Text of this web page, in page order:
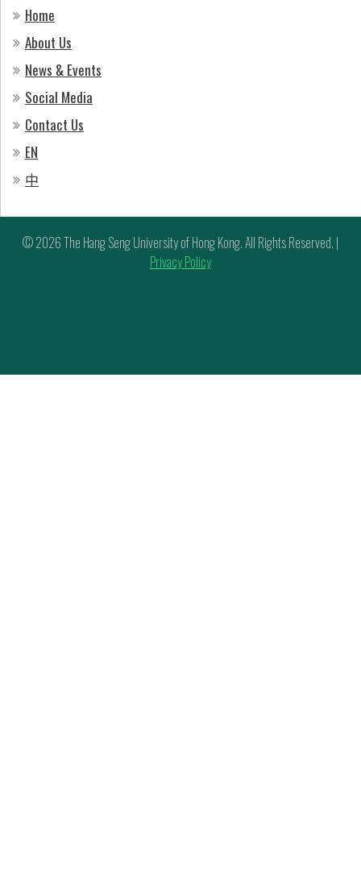
Home
About Us
News & Events
Social Media
Contact Us
EN
中
© 2026 The Hang Seng University of Hong Kong. All Rights Reserved. |
Privacy Policy